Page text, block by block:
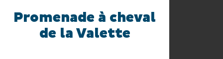
Promenade à cheval
de la Valette